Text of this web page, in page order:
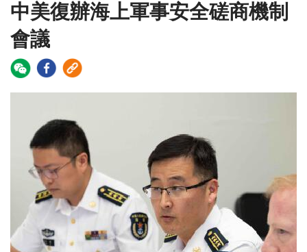
中美復辦海上軍事安全磋商機制
會議